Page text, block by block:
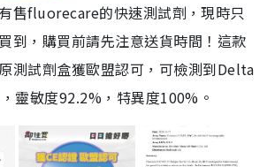
售fluorecare的快速測試劑，現時只
到，購買前請先注意送貨時間！這款
測試劑盒獲歐盟認可，可檢測到Delta
靈敏度92.2%，特異度100%。